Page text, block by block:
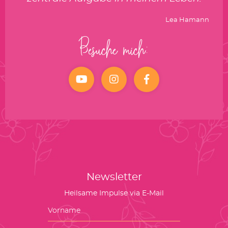
Lea Hamann
Besuche mich:
YouTube Instagramfacebook
Newsletter
Heilsame Impulse via E-Mail